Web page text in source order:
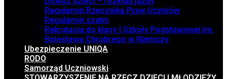
Regulamin Rzecznika Praw Uczniów
Regulamin szatni
Rekrutacja do klasy I Szkoły Podstawowej im.
Bolesława Chrobrego w Niemczy
Ubezpieczenie UNIQA
RODO
Samorząd Uczniowski